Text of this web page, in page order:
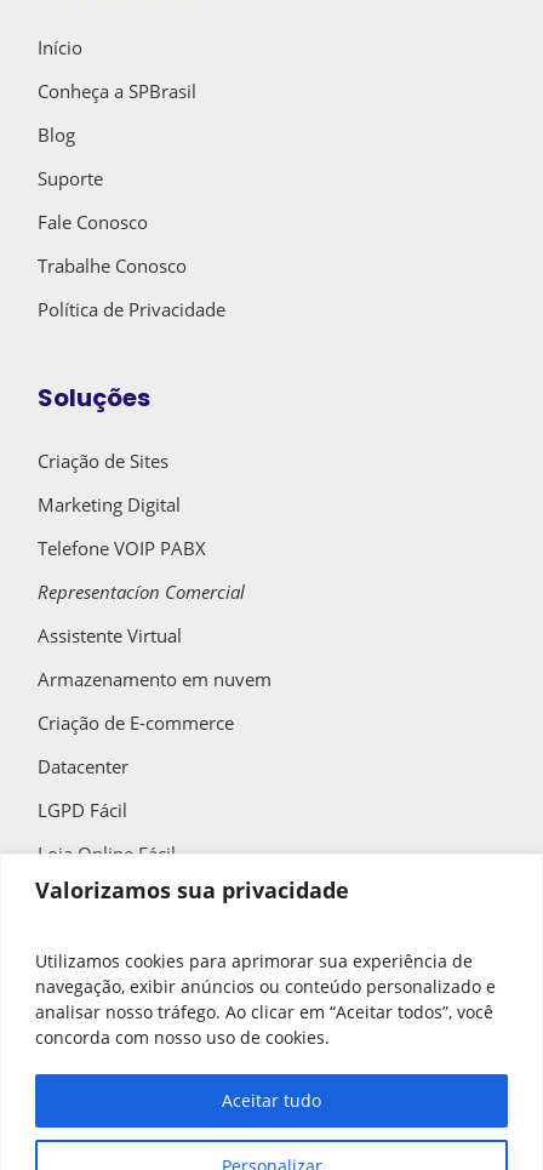
Valorizamos sua privacidade
Utilizamos cookies para aprimorar sua experiência de
navegação, exibir anúncios ou conteúdo personalizado e
analisar nosso tráfego. Ao clicar em “Aceitar todos”, você
concorda com nosso uso de cookies.
Personalizar
Aceitar tudo
Início
Conheça a SPBrasil
Blog
Suporte
Fale Conosco
Trabalhe Conosco
Política de Privacidade
Soluções
Criação de Sites
Marketing Digital
Telefone VOIP PABX
Representacíon Comercial
Assistente Virtual
Armazenamento em nuvem
Criação de E-commerce
Datacenter
LGPD Fácil
Loja Online Fácil
QR Code Fácil
Contato
(11) 4858-9900
Segunda à Sexta